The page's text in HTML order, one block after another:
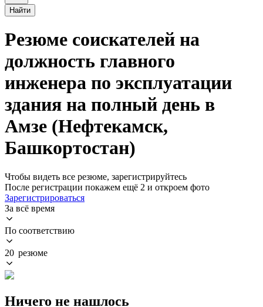
Найти
Резюме соискателей на
должность главного
инженера по эксплуатации
здания на полный день в
Амзе (Нефтекамск,
Башкортостан)
Чтобы видеть все резюме, зарегистрируйтесь
После регистрации покажем ещё 2 и откроем фото
Зарегистрироваться
За всё время
По соответствию
20 резюме
Ничего не нашлось